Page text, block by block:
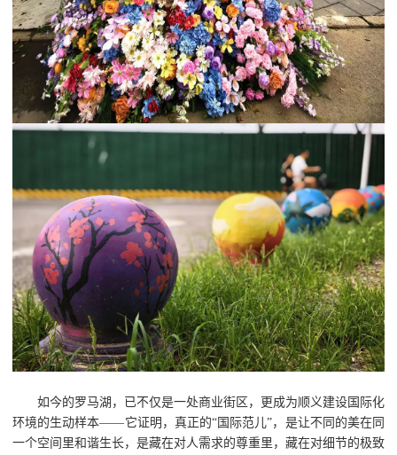
如今的罗马湖，已不仅是一处商业街区，更成为顺义建设国际化
环境的生动样本——它证明，真正的“国际范儿”，是让不同的美在同
一个空间里和谐生长，是藏在对人需求的尊重里，藏在对细节的极致